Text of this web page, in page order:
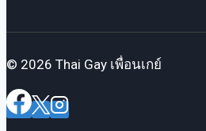
© 2026 Thai Gay เพื่อนเกย์